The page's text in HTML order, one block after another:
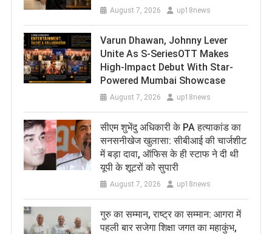
August 7, 2026 up18news
Varun Dhawan, Johnny Lever
Unite As S-SeriesOTT Makes
High-Impact Debut With Star-
Powered Mumbai Showcase
August 7, 2026 up18news
सीएम शुभेंदु अधिकारी के PA हत्याकांड का
सनसनीखेज खुलासा: सीबीआई की चार्जशीट
में बड़ा दावा, ऑफिस के ही स्टाफ ने दी थी
यूपी के शूटरों को सुपारी
August 7, 2026 up18news
​गुरु का सम्मान, राष्ट्र का सम्मान: आगरा में
पहली बार सजेगा शिक्षा जगत का महाकुंभ,